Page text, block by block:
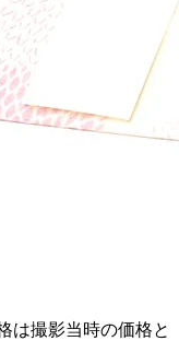
は撮影当時の価格と